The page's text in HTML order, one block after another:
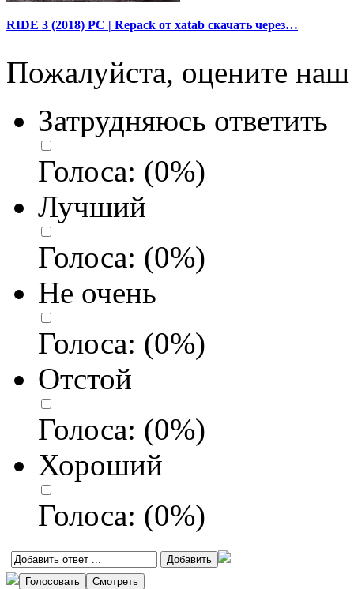
RIDE 3 (2018) PC | Repack от xatab скачать через…
Пожалуйста, оцените наш
Затрудняюсь ответить
Голоса: (0%)
Лучший
Голоса: (0%)
Не очень
Голоса: (0%)
Отстой
Голоса: (0%)
Хороший
Голоса: (0%)